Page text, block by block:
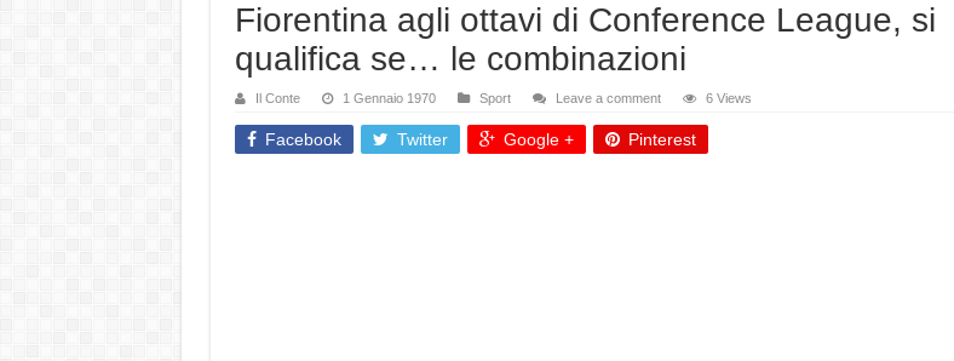
Fiorentina agli ottavi di Conference League, si
qualifica se… le combinazioni
Il Conte 1 Gennaio 1970 Sport Leave a comment 6 Views
Facebook Twitter Google + Pinterest